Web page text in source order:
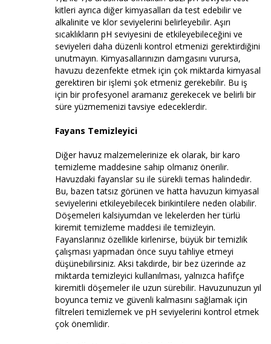
kitleri ayrıca diğer kimyasalları da test edebilir ve
alkalinite ve klor seviyelerini belirleyebilir. Aşırı
sıcaklıkların pH seviyesini de etkileyebileceğini ve
seviyeleri daha düzenli kontrol etmenizi gerektirdiğini
unutmayın. Kimyasallarınızın damgasını vurursa,
havuzu dezenfekte etmek için çok miktarda kimyasal
gerektiren bir işlemi şok etmeniz gerekebilir. Bu iş
için bir profesyonel aramanız gerekecek ve belirli bir
süre yüzmemenizi tavsiye edeceklerdir.
Fayans Temizleyici
Diğer havuz malzemelerinize ek olarak, bir karo
temizleme maddesine sahip olmanız önerilir.
Havuzdaki fayanslar su ile sürekli temas halindedir.
Bu, bazen tatsız görünen ve hatta havuzun kimyasal
seviyelerini etkileyebilecek birikintilere neden olabilir.
Döşemeleri kalsiyumdan ve lekelerden her türlü
kiremit temizleme maddesi ile temizleyin.
Fayanslarınız özellikle kirlenirse, büyük bir temizlik
çalışması yapmadan önce suyu tahliye etmeyi
düşünebilirsiniz. Aksi takdirde, bir bez üzerinde az
miktarda temizleyici kullanılması, yalnızca hafifçe
kiremitli döşemeler ile uzun sürebilir. Havuzunuzun yıl
boyunca temiz ve güvenli kalmasını sağlamak için
filtreleri temizlemek ve pH seviyelerini kontrol etmek
çok önemlidir.